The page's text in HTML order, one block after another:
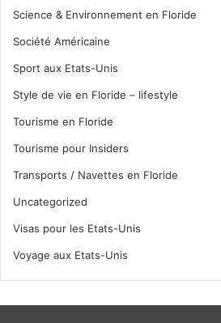
Science & Environnement en Floride
Société Américaine
Sport aux Etats-Unis
Style de vie en Floride – lifestyle
Tourisme en Floride
Tourisme pour Insiders
Transports / Navettes en Floride
Uncategorized
Visas pour les Etats-Unis
Voyage aux Etats-Unis